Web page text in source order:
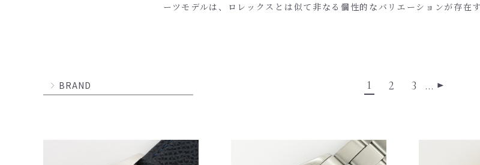
ーツモデルは、ロレックスとは似て非なる個性的なバリエーションが存在
1 2 3 … ▶
BRAND